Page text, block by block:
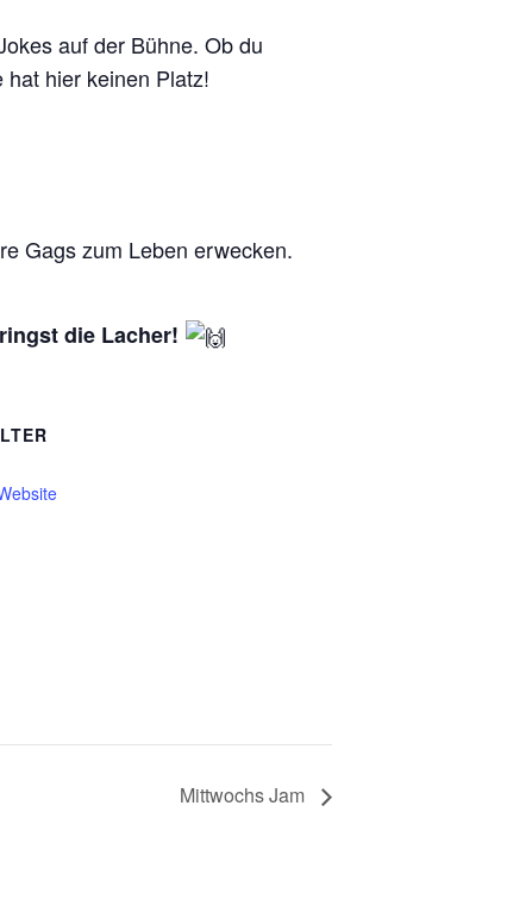
auf der Bühne. Ob du
hier keinen Platz!
Gags zum Leben erwecken.
die Lacher!
Mittwochs Jam